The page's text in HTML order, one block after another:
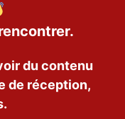
du contenu
de réception,